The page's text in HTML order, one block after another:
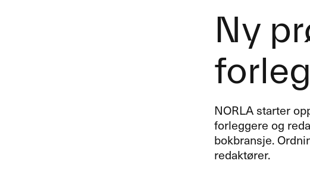
Ny
NORLAstarter
forleggere og
bokbransje.
redaktører.